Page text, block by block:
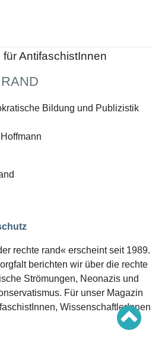
AntifaschistInnen
Bildung und Publizistik
rechte rand« erscheint seit 1989.
berichten wir über die rechte
Strömungen, Neonazis und
Für unser Magazin
WissenschaftlerInnen